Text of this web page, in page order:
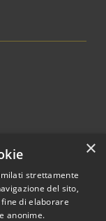
×
strettamente
del sito,
di elaborare
anonime.